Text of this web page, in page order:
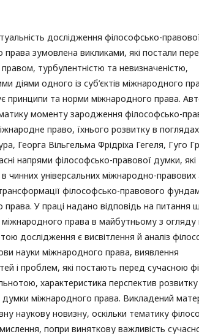
дослідження філософсько-
права зумовлена викликами, які постали
турбулентністю та невизначеністю,
діями одного із суб’єктів міжнародного
принципи та норми міжнародного права.
моменту зародження філософсько-
право, їхнього розвитку в
Георга Вільгельма Фрідріха Гегеля, Гуго
напрями філософсько-правової думки, які
чинних універсальних міжнародно-правових
філософсько-правового
права. У праці надано відповідь на питання
міжнародного права в майбутньому з огляду
дослідження є висвітлення й аналіз
науки міжнародного права, виявлення
і проблем, які постають перед сучасною
характеристика перспектив розвитку
думки міжнародного права. Викладений
наукову новизну, оскільки тематику
попри виняткову важливість